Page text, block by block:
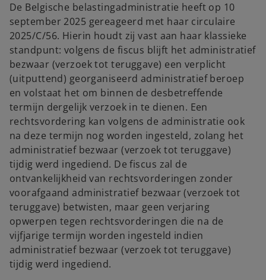
De Belgische belastingadministratie heeft op 10
september 2025 gereageerd met haar circulaire
2025/C/56. Hierin houdt zij vast aan haar klassieke
standpunt: volgens de fiscus blijft het administratief
bezwaar (verzoek tot teruggave) een verplicht
(uitputtend) georganiseerd administratief beroep
en volstaat het om binnen de desbetreffende
termijn dergelijk verzoek in te dienen. Een
rechtsvordering kan volgens de administratie ook
na deze termijn nog worden ingesteld, zolang het
administratief bezwaar (verzoek tot teruggave)
tijdig werd ingediend. De fiscus zal de
ontvankelijkheid van rechtsvorderingen zonder
voorafgaand administratief bezwaar (verzoek tot
teruggave) betwisten, maar geen verjaring
opwerpen tegen rechtsvorderingen die na de
vijfjarige termijn worden ingesteld indien
administratief bezwaar (verzoek tot teruggave)
tijdig werd ingediend.